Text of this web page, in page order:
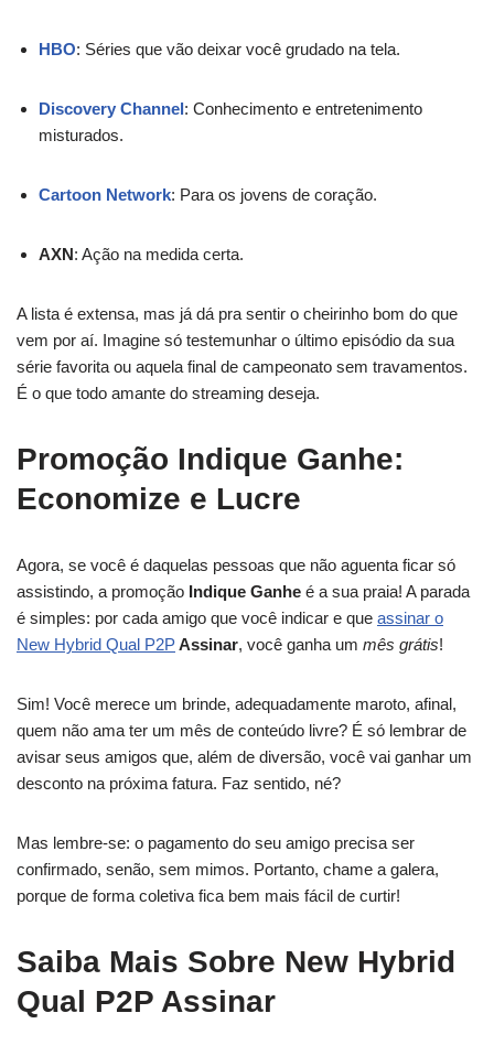
HBO: Séries que vão deixar você grudado na tela.
Discovery Channel: Conhecimento e entretenimento
misturados.
Cartoon Network: Para os jovens de coração.
AXN: Ação na medida certa.
A lista é extensa, mas já dá pra sentir o cheirinho bom do que
vem por aí. Imagine só testemunhar o último episódio da sua
série favorita ou aquela final de campeonato sem travamentos.
É o que todo amante do streaming deseja.
Promoção Indique Ganhe:
Economize e Lucre
Agora, se você é daquelas pessoas que não aguenta ficar só
assistindo, a promoção Indique Ganhe é a sua praia! A parada
é simples: por cada amigo que você indicar e que assinar o
New Hybrid Qual P2PAssinar, você ganha um mês grátis!
Sim! Você merece um brinde, adequadamente maroto, afinal,
quem não ama ter um mês de conteúdo livre? É só lembrar de
avisar seus amigos que, além de diversão, você vai ganhar um
desconto na próxima fatura. Faz sentido, né?
Mas lembre-se: o pagamento do seu amigo precisa ser
confirmado, senão, sem mimos. Portanto, chame a galera,
porque de forma coletiva fica bem mais fácil de curtir!
Saiba Mais Sobre New Hybrid
Qual P2P Assinar